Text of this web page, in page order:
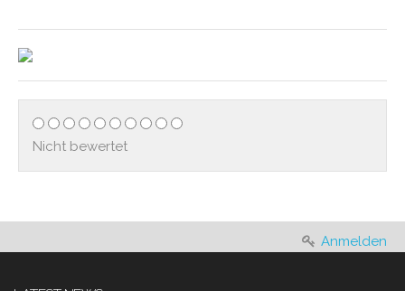
Nicht bewertet
Anmelden